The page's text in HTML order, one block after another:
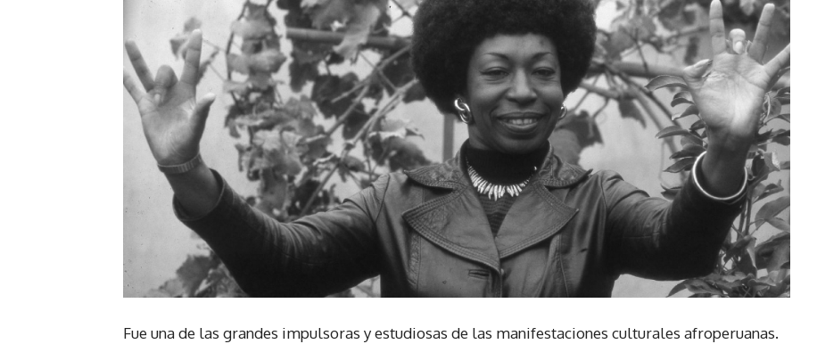
Fue una de las grandes impulsoras y estudiosas de las manifestaciones culturales afroperuanas.